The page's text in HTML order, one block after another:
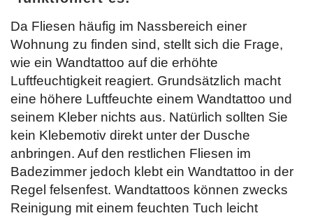
Da Fliesen häufig im Nassbereich einer
Wohnung zu finden sind, stellt sich die Frage,
wie ein Wandtattoo auf die erhöhte
Luftfeuchtigkeit reagiert. Grundsätzlich macht
eine höhere Luftfeuchte einem Wandtattoo und
seinem Kleber nichts aus. Natürlich sollten Sie
kein Klebemotiv direkt unter der Dusche
anbringen. Auf den restlichen Fliesen im
Badezimmer jedoch klebt ein Wandtattoo in der
Regel felsenfest. Wandtattoos können zwecks
Reinigung mit einem feuchten Tuch leicht